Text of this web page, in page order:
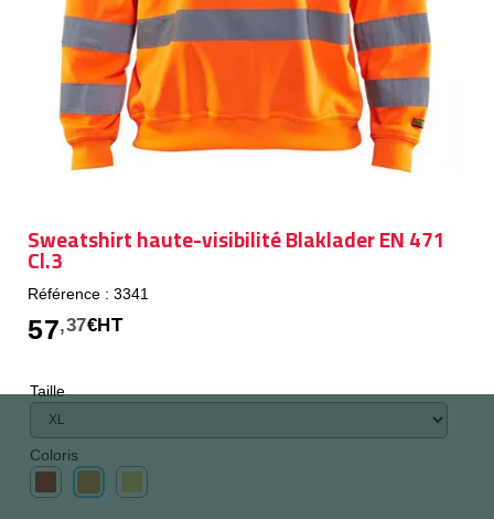
Sweatshirt haute-visibilité Blaklader EN 471
Cl.3
Référence : 3341
57,37€HT
Taille
Coloris